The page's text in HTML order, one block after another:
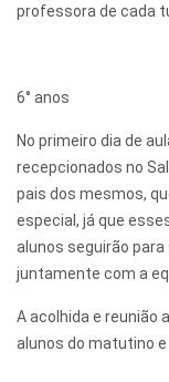
professora de cada
6° anos
No primeiro dia de
recepcionados no
pais dos mesmos,
especial, já que
alunos seguirão
juntamente com a
A acolhida e reunião
alunos do matutino e